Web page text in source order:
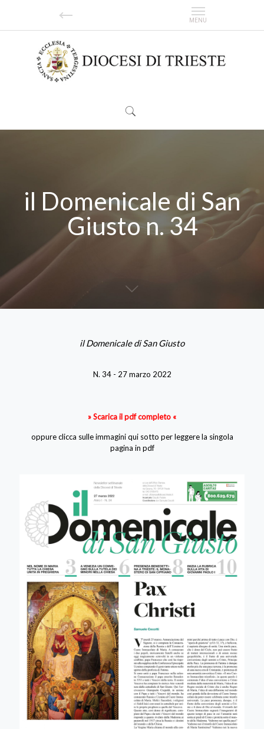
il Domenicale di San
Giusto n. 34
il Domenicale di San Giusto
N. 34 - 27 marzo 2022
» Scarica il pdf completo «
oppure clicca sulle immagini qui sotto per leggere la singola
pagina in pdf